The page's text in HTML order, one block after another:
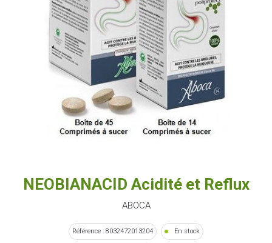
NEOBIANACID Acidité et Reflux
ABOCA
Référence : 8032472013204 En stock